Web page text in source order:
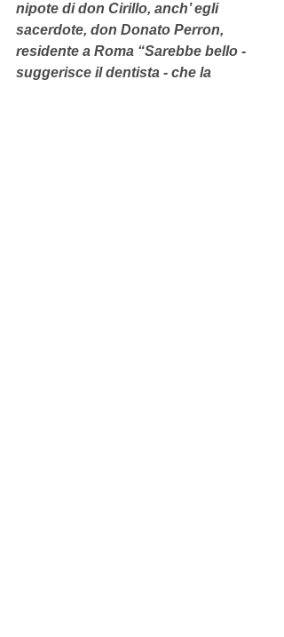
nipote di don Cirillo, anch’ egli
sacerdote, don Donato Perron,
residente a Roma “Sarebbe bello -
suggerisce il dentista - che la